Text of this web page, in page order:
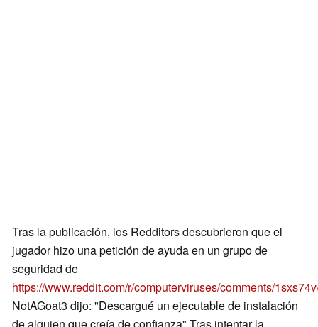
Tras la publicación, los Redditors descubrieron que el
jugador hizo una petición de ayuda en un grupo de
seguridad de
https://www.reddit.com/r/computerviruses/comments/
NotAGoat3 dijo: "Descargué un ejecutable de instalación